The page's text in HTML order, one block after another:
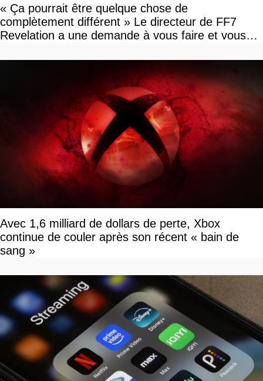
« Ça pourrait être quelque chose de
complètement différent » Le directeur de FF7
Revelation a une demande à vous faire et vous
Avec 1,6 milliard de dollars de perte, Xbox
continue de couler après son récent « bain de
sang »